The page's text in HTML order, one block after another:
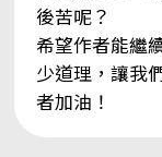
後苦呢？
希望作者能繼
少道理，讓我
者加油！